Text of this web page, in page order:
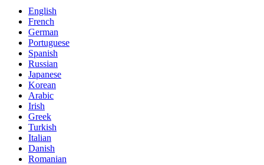
English
French
German
Portuguese
Spanish
Russian
Japanese
Korean
Arabic
Irish
Greek
Turkish
Italian
Danish
Romanian